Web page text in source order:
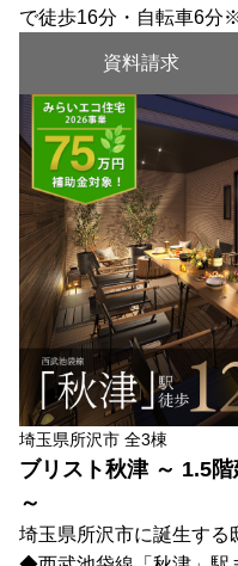
で徒歩16分・自転車6
資料請求
埼玉県所沢市 全3棟
ブリスト秋津 ～ 1.5
～
埼玉県所沢市に誕生する